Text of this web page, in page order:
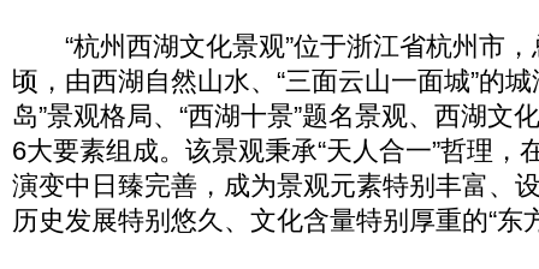
“杭州西湖文化景观”位于浙江省杭州市，
顷，由西湖自然山水、“三面云山一面城”的
岛”景观格局、“西湖十景”题名景观、西湖文
6大要素组成。该景观秉承“天人合一”哲理，
演变中日臻完善，成为景观元素特别丰富、
历史发展特别悠久、文化含量特别厚重的“东